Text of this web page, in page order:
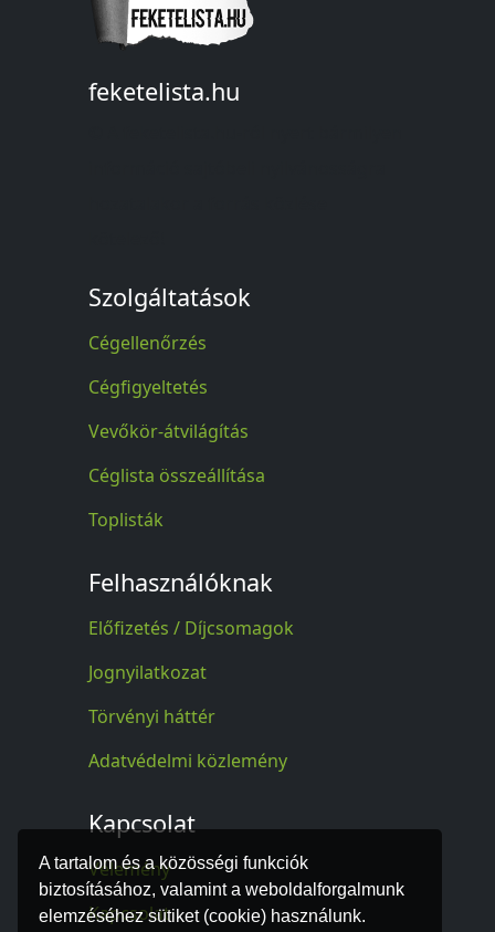
A tartalom és a közösségi funkciók
biztosításához, valamint a weboldalforgalmunk
elemzéséhez sütiket (cookie) használunk.
feketelista.hu
Szolgáltatások
Cégellenőrzés
Cégfigyeltetés
Vevőkör-átvilágítás
Céglista összeállítása
Toplisták
Felhasználóknak
Előfizetés / Díjcsomagok
Jognyilatkozat
Törvényi háttér
Adatvédelmi közlemény
Kapcsolat
Vélemény
Kapcsolat